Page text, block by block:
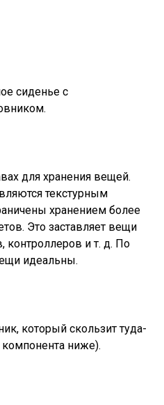
сиденье с
для хранения вещей.
текстурным
хранением более
Это заставляет вещи
контроллеров и т. д. По
идеальны.
который скользит туда-
ниже).